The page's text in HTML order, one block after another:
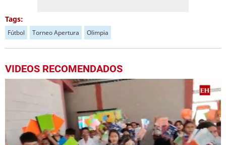
Tags:
Fútbol Torneo Apertura Olimpia
VIDEOS RECOMENDADOS